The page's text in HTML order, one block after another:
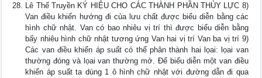
Lê Thể Truyền KÝ HIỆU CHO CÁC THÀNH PHẦN THỦY LỰC 8)
Van điều khiển hướng đi của lưu chất được biểu diễn bằng các
hình chữ nhật. Van có bao nhiêu vị trí thì được biểu diễn bằng
bấy nhiêu hình chữ nhật tương ứng Van hai vị trí Van ba vị trí 9)
Các van điều khiển áp suất có thể phân thành hai lọai: lọai van
thường đóng và lọai van thường mở. Để biểu diễn một van điều
khiển áp suất ta dùng 1 ô hình chữ nhật với đường dẫn đi qua